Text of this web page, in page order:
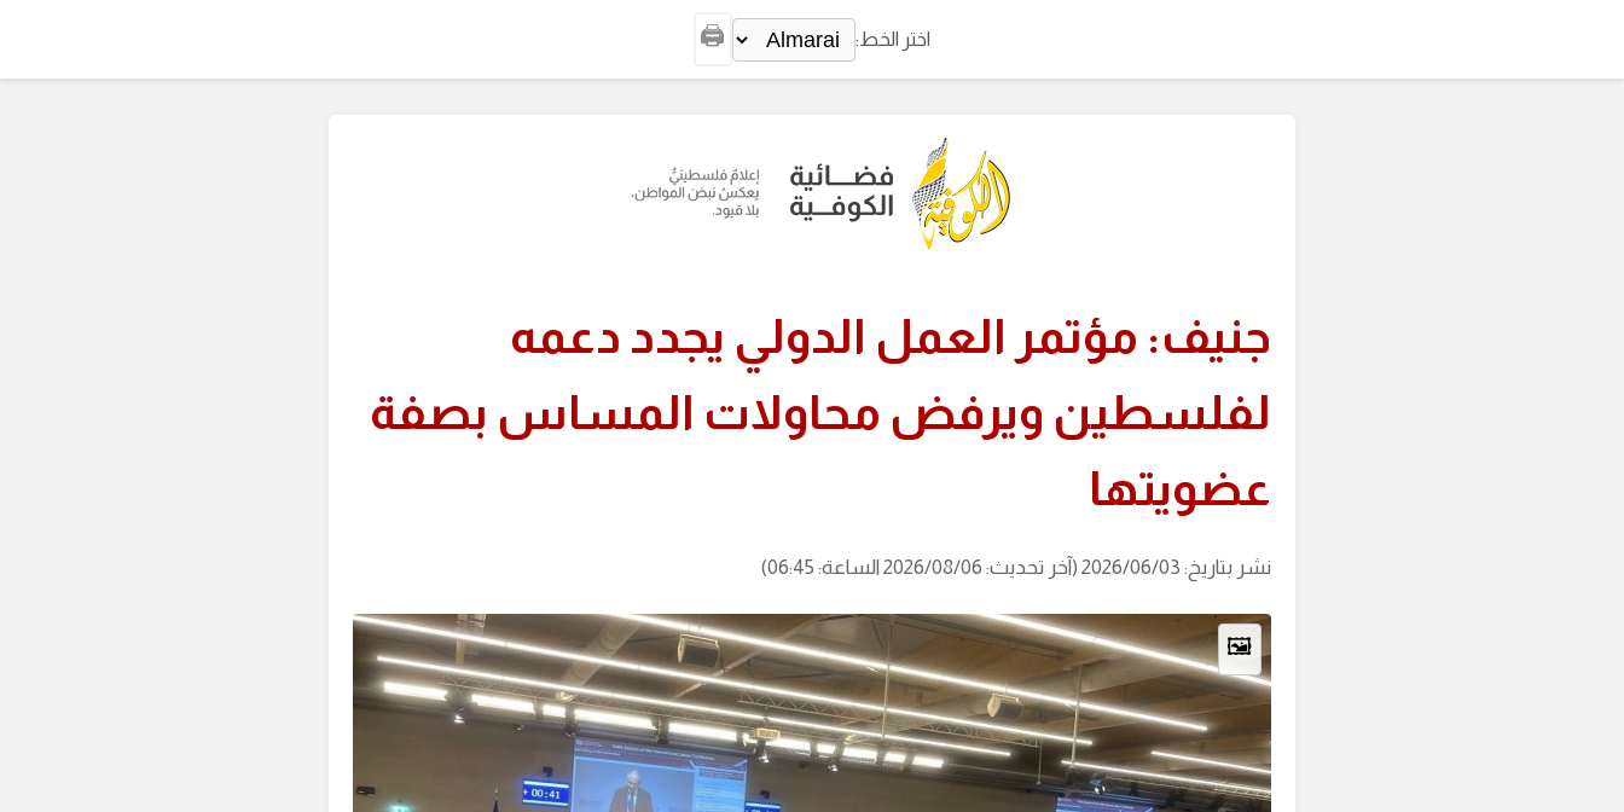
اختر الخط: 🖨️
جنيف: مؤتمر العمل الدولي يجدد دعمه
لفلسطين ويرفض محاولات المساس بصفة
عضويتها
نشر بتاريخ: 2026/06/03 (آخر تحديث: 2026/08/06 الساعة: 06:45)
🖼️